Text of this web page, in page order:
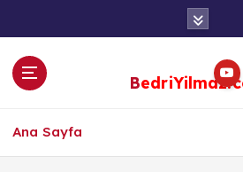
Ana Sayfa